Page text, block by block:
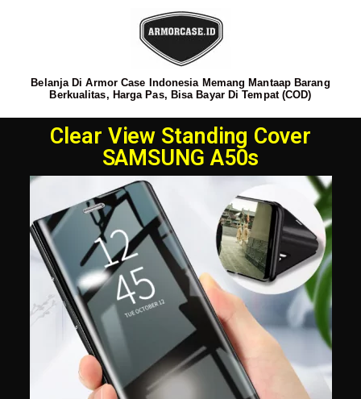
Belanja Di Armor Case Indonesia Memang Mantaap Barang
Berkualitas, Harga Pas, Bisa Bayar Di Tempat (COD)
Clear View Standing Cover
SAMSUNG A50s